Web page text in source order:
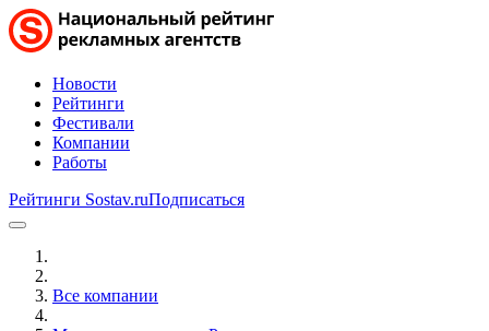
Новости
Рейтинги
Фестивали
Компании
Работы
Рейтинги Sostav.ruПодписаться
Все компании